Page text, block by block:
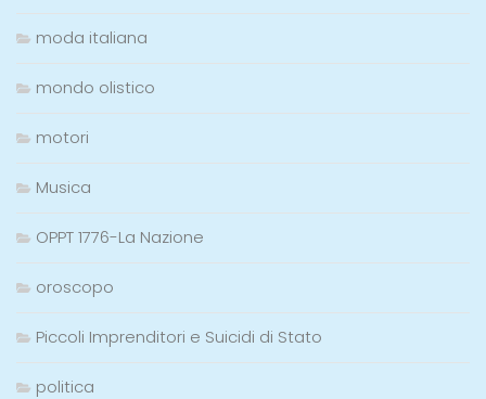
moda italiana
mondo olistico
motori
Musica
OPPT 1776-La Nazione
oroscopo
Piccoli Imprenditori e Suicidi di Stato
politica